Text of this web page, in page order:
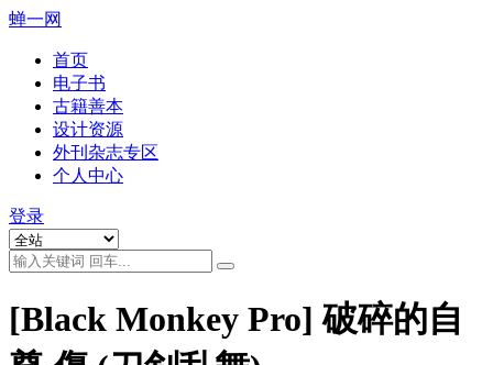
蝉一网
首页
电子书
古籍善本
设计资源
外刊杂志专区
个人中心
登录
[Black Monkey Pro] 破碎的自